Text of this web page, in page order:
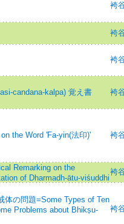
袴
袴
袴
candana-kalpa) 覚え書 袴
the Word 'Fa-yin(法印)' 袴
Remarking on the
of Dharmadh-ātu-viśuddhi
袴
体の問題=Some Types of Ten
Problems about Bhikṣu-
袴